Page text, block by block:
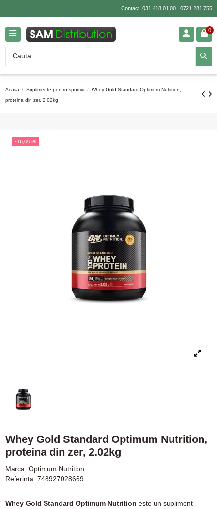
Contact: 031.418.01.00| 0721.281.755
0
Acasa Suplimente pentru sportivi
Whey Gold Standard Optimum Nutrition,
proteina din zer, 2.02kg
-16,00 lei
Whey Gold Standard Optimum Nutrition,
proteina din zer, 2.02kg
Marca: Optimum Nutrition
Referinta: 748927028669
Whey Gold Standard Optimum Nutrition este un supliment